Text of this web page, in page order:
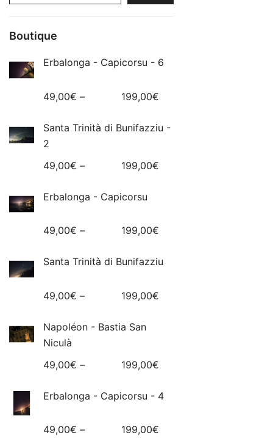
Boutique
Erbalonga - Capicorsu - 6
49,00€ – 199,00€
Santa Trinità di Bunifazziu -
2
49,00€ – 199,00€
Erbalonga - Capicorsu
49,00€ – 199,00€
Santa Trinità di Bunifazziu
49,00€ – 199,00€
Napoléon - Bastia San
Niculà
49,00€ – 199,00€
Erbalonga - Capicorsu - 4
49,00€ – 199,00€